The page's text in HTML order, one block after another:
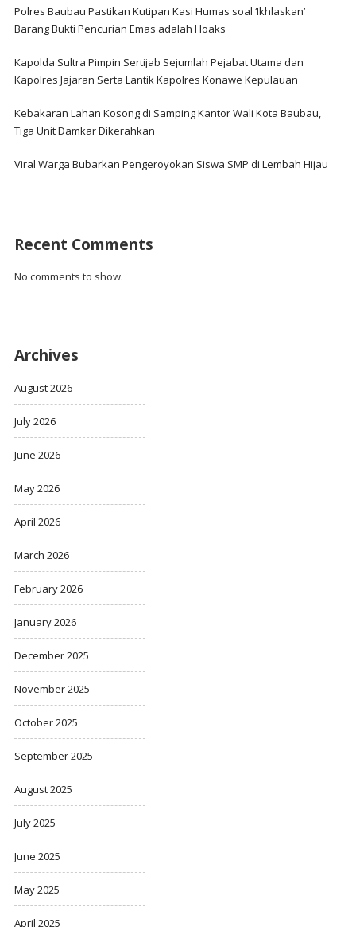
Polres Baubau Pastikan Kutipan Kasi Humas soal ‘Ikhlaskan’
Barang Bukti Pencurian Emas adalah Hoaks
Kapolda Sultra Pimpin Sertijab Sejumlah Pejabat Utama dan
Kapolres Jajaran Serta Lantik Kapolres Konawe Kepulauan
Kebakaran Lahan Kosong di Samping Kantor Wali Kota Baubau,
Tiga Unit Damkar Dikerahkan
Viral Warga Bubarkan Pengeroyokan Siswa SMP di Lembah Hijau
Recent Comments
No comments to show.
Archives
August 2026
July 2026
June 2026
May 2026
April 2026
March 2026
February 2026
January 2026
December 2025
November 2025
October 2025
September 2025
August 2025
July 2025
June 2025
May 2025
April 2025